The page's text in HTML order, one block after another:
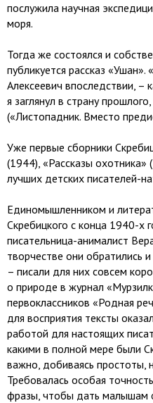
послужила научная
моря.
Тогда же состоялся и
публикуется рассказ «Ушан».
Алексеевич впоследствии, –
я заглянул в страну
(«Листопадник. Вместо
Уже первые сборники
(1944), «Рассказы охотника»
лучших детских писателей-
Единомышленником и
Скребицкого с конца 1940-х
писательница-анималист
творчестве они обратились
– писали для них совсем
о природе в журнал
первоклассников «Родная
для восприятия тексты
работой для настоящих
какими в полной мере были
важно, добиваясь простоты,
Требовалась особая
фразы, чтобы дать малышам